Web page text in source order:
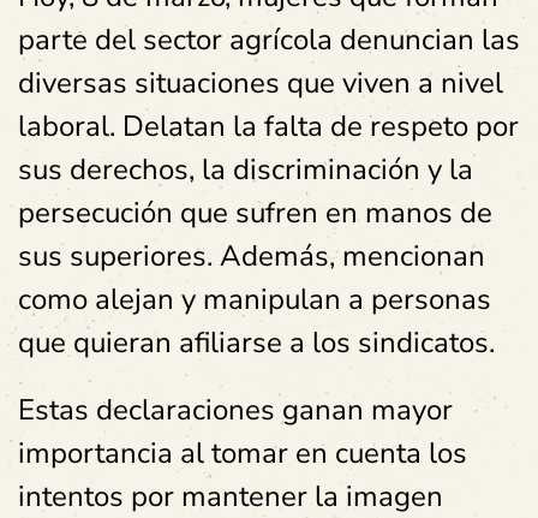
parte del sector agrícola denuncian las
diversas situaciones que viven a nivel
laboral. Delatan la falta de respeto por
sus derechos, la discriminación y la
persecución que sufren en manos de
sus superiores. Además, mencionan
como alejan y manipulan a personas
que quieran afiliarse a los sindicatos.
Estas declaraciones ganan mayor
importancia al tomar en cuenta los
intentos por mantener la imagen